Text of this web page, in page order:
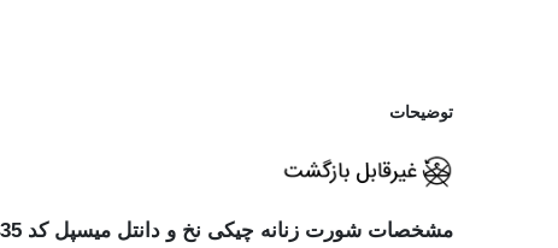
توضیحات
مشخصات شورت زنانه چیکی نخ و دانتل میسپل کد 435